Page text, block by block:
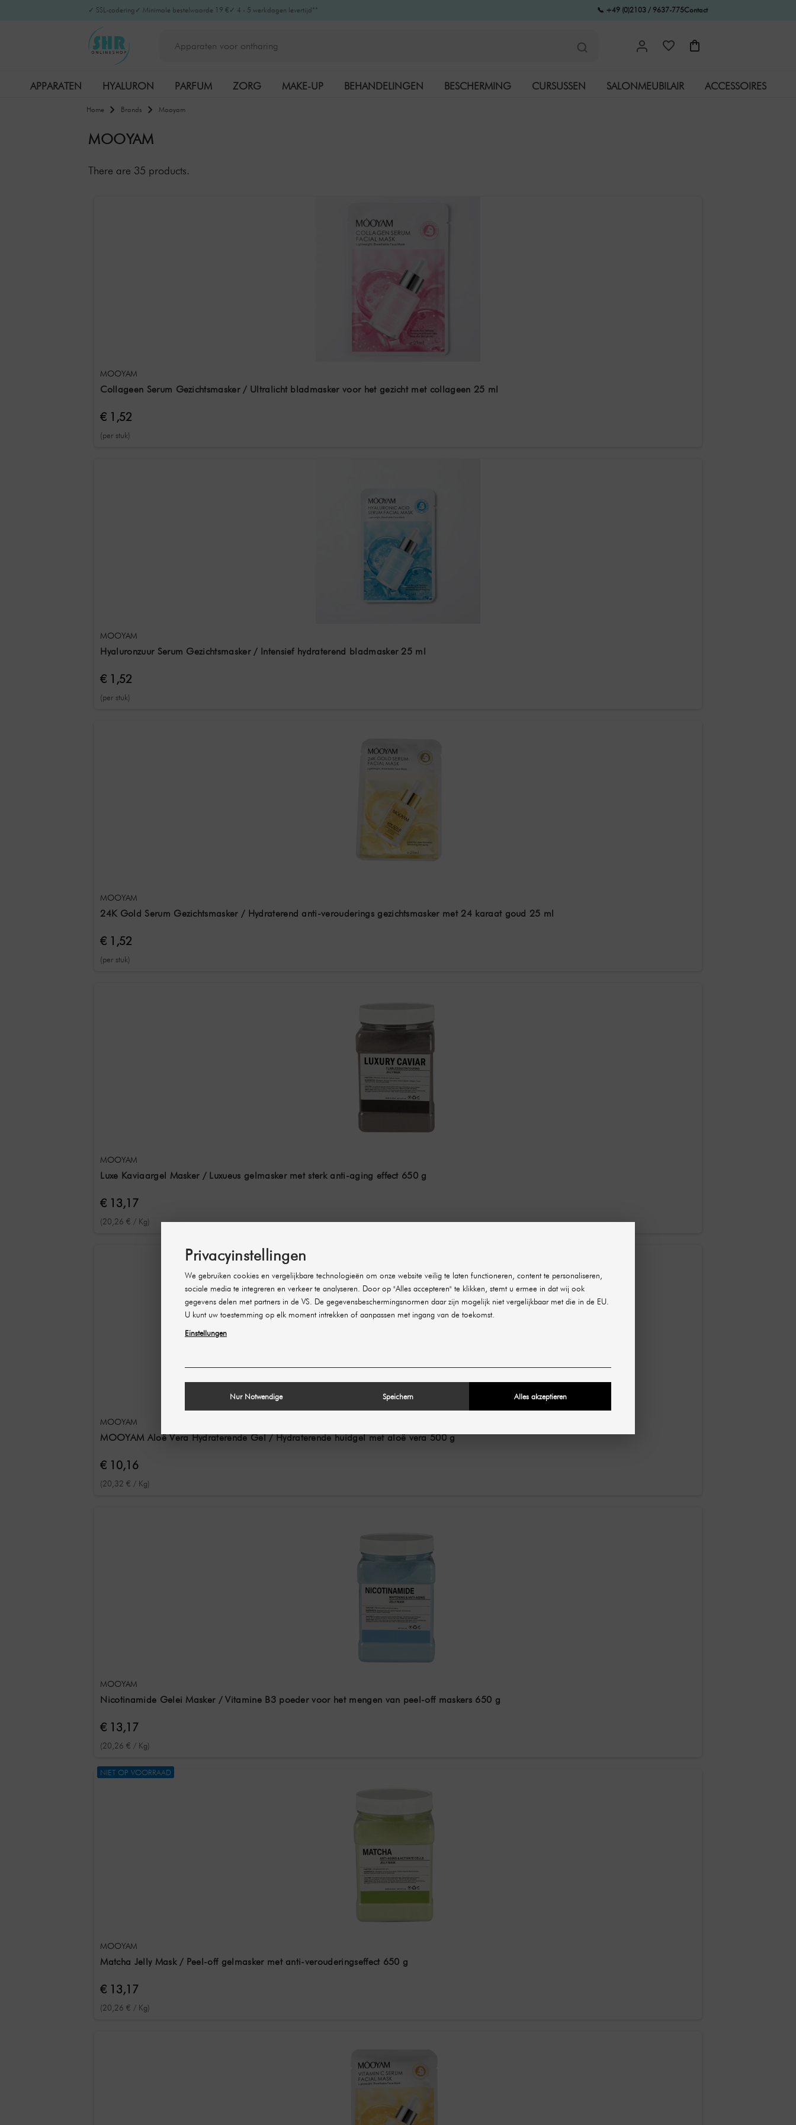
✓ SSL-codering ✓ Minimale bestelwaarde 19 € ✓ 4 - 5 werkdagen levertijd** 📞 +49 (0)2103 / 9637-775Contact
APPARATEN HYALURON PARFUM ZORG MAKE-UP BEHANDELINGEN BESCHERMING CURSUSSEN SALONMEUBILAIR ACCESSOIRES
Home Brands Mooyam
MOOYAM
There are 35 products.
MOOYAM
Collageen Serum Gezichtsmasker / Ultralicht bladmasker voor het gezicht met collageen 25 ml
€ 1,52
(per stuk)
MOOYAM
Hyaluronzuur Serum Gezichtsmasker / Intensief hydraterend bladmasker 25 ml
€ 1,52
(per stuk)
MOOYAM
24K Gold Serum Gezichtsmasker / Hydraterend anti-verouderings gezichtsmasker met 24 karaat goud 25 ml
€ 1,52
(per stuk)
MOOYAM
Luxe Kaviaargel Masker / Luxueus gelmasker met sterk anti-aging effect 650 g
€ 13,17
(20,26 € / Kg)
MOOYAM
MOOYAM Aloë Vera Hydraterende Gel / Hydraterende huidgel met aloë vera 500 g
€ 10,16
(20,32 € / Kg)
MOOYAM
Nicotinamide Gelei Masker / Vitamine B3 poeder voor het mengen van peel-off maskers 650 g
€ 13,17
(20,26 € / Kg)
NIET OP VOORRAAD
MOOYAM
Matcha Jelly Mask / Peel-off gelmasker met anti-verouderingseffect 650 g
€ 13,17
(20,26 € / Kg)
Privacyinstellingen
We gebruiken cookies en vergelijkbare technologieën om onze website veilig te laten functioneren, content te personaliseren,
sociale media te integreren en verkeer te analyseren. Door op "Alles accepteren" te klikken, stemt u ermee in dat wij ook
gegevens delen met partners in de VS. De gegevensbeschermingsnormen daar zijn mogelijk niet vergelijkbaar met die in de EU.
U kunt uw toestemming op elk moment intrekken of aanpassen met ingang van de toekomst.
Einstellungen
Nur Notwendige Speichern Alles akzeptieren